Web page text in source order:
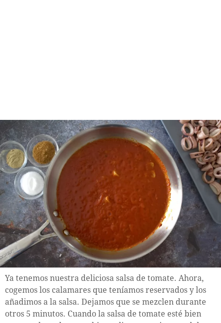
Ya tenemos nuestra deliciosa salsa de tomate. Ahora,
cogemos los calamares que teníamos reservados y los
añadimos a la salsa. Dejamos que se mezclen durante
otros 5 minutos. Cuando la salsa de tomate esté bien